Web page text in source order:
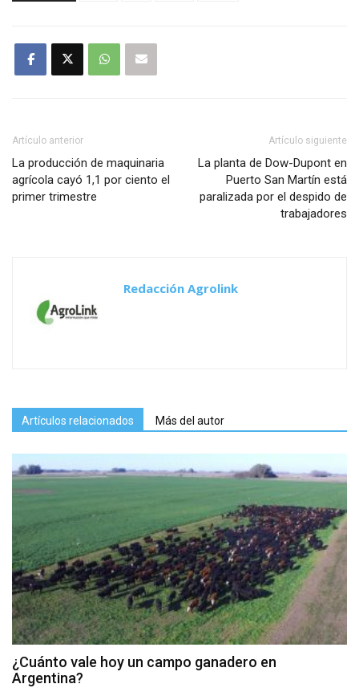
Artículo anterior
La producción de maquinaria
agrícola cayó 1,1 por ciento el
primer trimestre
Artículo siguiente
La planta de Dow-Dupont en
Puerto San Martín está
paralizada por el despido de
trabajadores
Redacción Agrolink
Artículos relacionados Más del autor
¿Cuánto vale hoy un campo ganadero en
Argentina?